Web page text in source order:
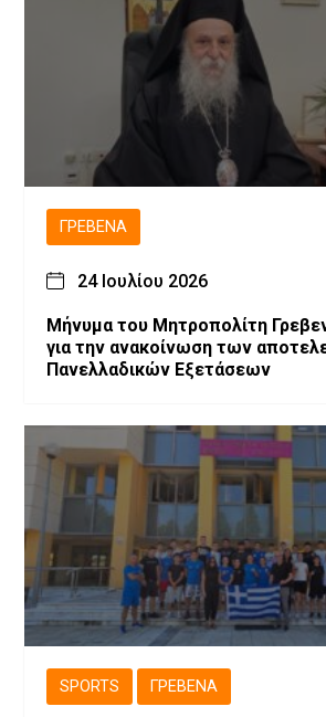
ΓΡΕΒΕΝΆ
24 Ιουλίου 2026
Μήνυμα του Μητροπολίτη
για την ανακοίνωση των
Πανελλαδικών Εξετάσεων
SPORTS ΓΡΕΒΕΝΆ